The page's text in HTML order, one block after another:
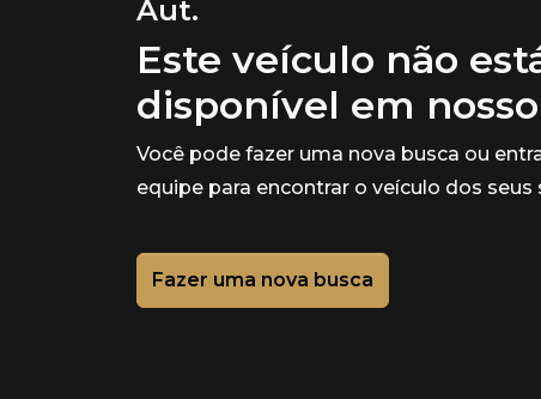
Aut.
Este veículo não
disponível em
Você pode fazer uma nova busca ou
equipe para encontrar o veículo dos seus
Fazer uma nova busca